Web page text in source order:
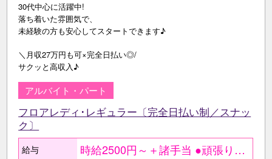
30代中心に活躍中!
落ち着いた雰囲気で、
未経験の方も安心してスタートできます♪
＼月収27万円も可×完全日払い◎/
サクッと高収入♪
アルバイト・パート
フロアレディ･レギュラー〔完全日払い制／スナッ
ク〕
給与 時給2500円～＋諸手当 ●頑張りにより時給UP ○月給制＋各種手当の 給与形態への変更や、 手当内容や待遇などを 都度話し合いながら 満足して働いてもらえる環境を ご提供します。 【月収例】 ≪しっかり稼ぎたいフリーター≫ 時給2500円×1日4.5h×週6日〔月24日〕 ＝月収27万円